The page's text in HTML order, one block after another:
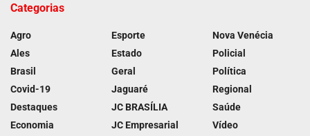
Categorias
Agro
Ales
Brasil
Covid-19
Destaques
Economia
Esporte
Estado
Geral
Jaguaré
JC BRASÍLIA
JC Empresarial
Nova Venécia
Policial
Política
Regional
Saúde
Vídeo